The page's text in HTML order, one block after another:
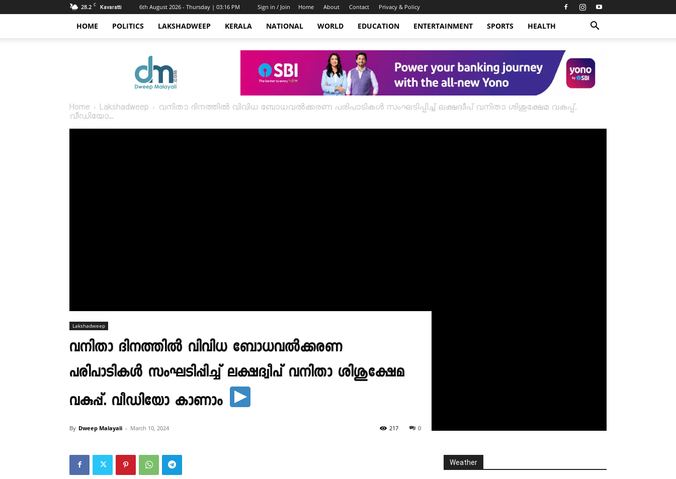
28.2 C Kavaratti 6th August 2026 - Thursday | 03:16 PM Sign in / Join Home About Contact Privacy & Policy
HOME POLITICS LAKSHADWEEP KERALA NATIONAL WORLD EDUCATION ENTERTAINMENT SPORTS HEALTH
Home Lakshadweep
വനിതാ ദിനത്തിൽ വിവിധ ബോധവൽക്കരണ പരിപാടികൾ സംഘടിപ്പിച്ച് ലക്ഷദ്വീപ് വനിതാ ശിശുക്ഷേമ വകുപ്പ്.
വീഡിയോ...
Lakshadweep
വനിതാ ദിനത്തിൽ വിവിധ ബോധവൽക്കരണ
പരിപാടികൾ സംഘടിപ്പിച്ച് ലക്ഷദ്വീപ് വനിതാ ശിശുക്ഷേമ
വകുപ്പ്. വീഡിയോ കാണാം
By Dweep Malayali - March 10, 2024 0
217
Weather